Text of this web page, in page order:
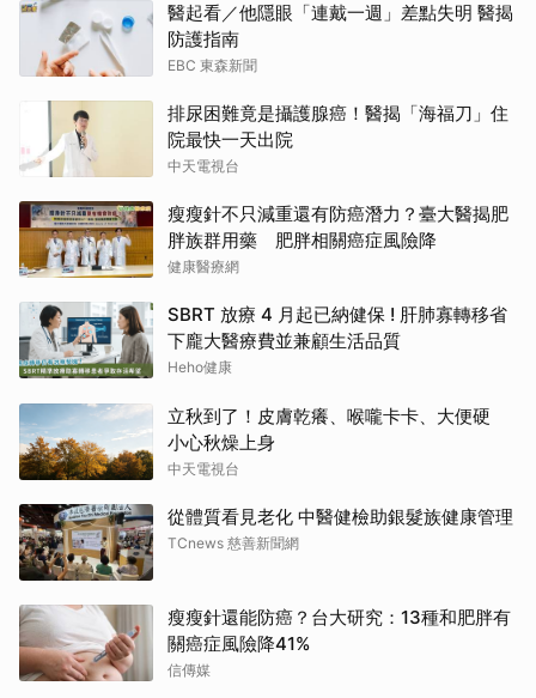
醫起看／他隱眼「連戴一週」差點失明 醫揭
防護指南
EBC 東森新聞
排尿困難竟是攝護腺癌！醫揭「海福刀」住
院最快一天出院
中天電視台
瘦瘦針不只減重還有防癌潛力？臺大醫揭肥
胖族群用藥 肥胖相關癌症風險降
健康醫療網
SBRT 放療 4 月起已納健保 ! 肝肺寡轉移省
下龐大醫療費並兼顧生活品質
Heho健康
立秋到了！皮膚乾癢、喉嚨卡卡、大便硬
小心秋燥上身
中天電視台
從體質看見老化 中醫健檢助銀髮族健康管理
TCnews 慈善新聞網
瘦瘦針還能防癌？台大研究：13種和肥胖有
關癌症風險降41%
信傳媒